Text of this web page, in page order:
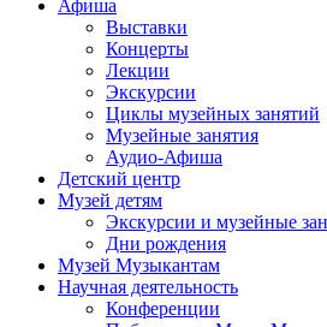
Афиша
Выставки
Концерты
Лекции
Экскурсии
Циклы музейных занятий
Музейные занятия
Аудио-Афиша
Детский центр
Музей детям
Экскурсии и музейные
Дни рождения
Музей Музыкантам
Научная деятельность
Конференции